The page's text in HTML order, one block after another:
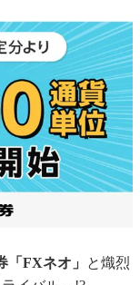
FXネオ」
と熾烈